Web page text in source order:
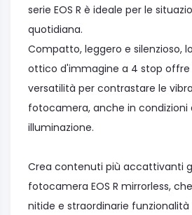
serie EOS R è ideale per le
quotidiana.
Compatto, leggero e silenzioso,
ottico d'immagine a 4 stop offre
versatilità per contrastare le
fotocamera, anche in condizioni
illuminazione.
Crea contenuti più accattivanti
fotocamera EOS R mirrorless,
nitide e straordinarie funzionalità